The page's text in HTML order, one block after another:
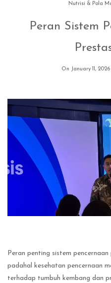
Nutrisi & Pola
Peran Sistem
On January 11, 2026
Peran penting sistem
padahal kesehatan pencernaan
terhadap tumbuh kembang dan